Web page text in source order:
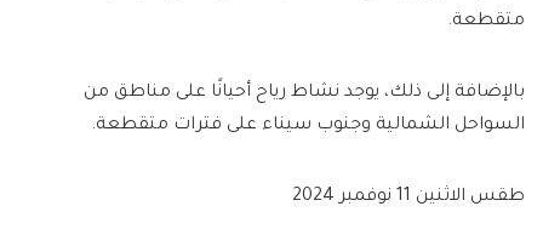
متقطعة.
بالإضافة إلى ذلك، يوجد نشاط رياح أحيانًا على مناطق من
السواحل الشمالية وجنوب سيناء على فترات متقطعة.
طقس الاثنين 11 نوفمبر 2024